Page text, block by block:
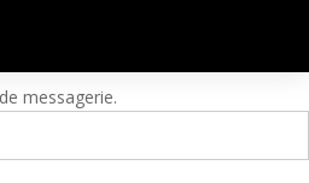
membres. Pour accéder à ces
messagerie.